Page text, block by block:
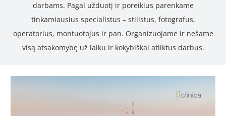
darbams. Pagal užduotį ir poreikius parenkame
tinkamiausius specialistus – stilistus, fotografus,
operatorius, montuotojus ir pan. Organizuojame ir nešame
visą atsakomybę už laiku ir kokybiškai atliktus darbus.